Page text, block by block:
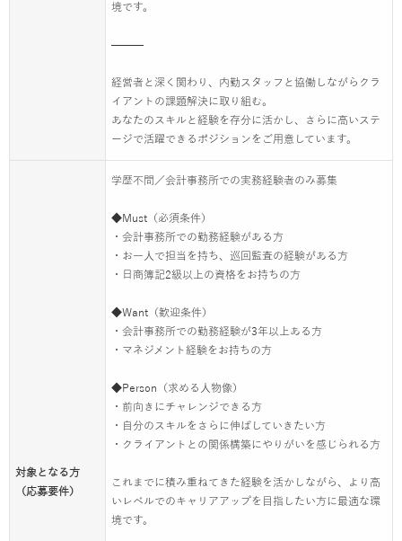
境です。
———
経営者と深く関わり、内勤スタッフと協働しながらクラ
イアントの課題解決に取り組む。
あなたのスキルと経験を存分に活かし、さらに高いステ
ージで活躍できるポジションをご用意しています。
対象となる方
（応募要件）
学歴不問／会計事務所での実務経験者のみ募集
◆Must（必須条件）
・会計事務所での勤務経験がある方
・お一人で担当を持ち、巡回監査の経験がある方
・日商簿記2級以上の資格をお持ちの方
◆Want（歓迎条件）
・会計事務所での勤務経験が3年以上ある方
・マネジメント経験をお持ちの方
◆Person（求める人物像）
・前向きにチャレンジできる方
・自分のスキルをさらに伸ばしていきたい方
・クライアントとの関係構築にやりがいを感じられる方
これまでに積み重ねてきた経験を活かしながら、より高
いレベルでのキャリアアップを目指したい方に最適な環
境です。